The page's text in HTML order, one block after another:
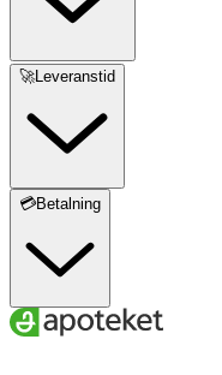
🚀Leveranstid
💳Betalning